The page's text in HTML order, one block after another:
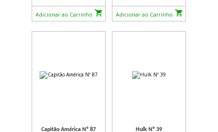
Adicionar ao Carrinho Adicionar ao Carrinho
Capitão América Nº 87 Hulk Nº 39